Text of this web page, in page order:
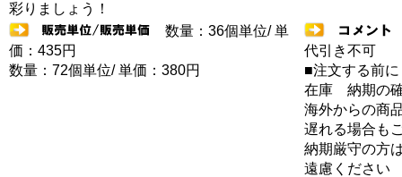
彩りましょう！
数量：36個単位/ 単
価：435円
数量：72個単位/ 単価：380円
代引き不可
■注文する前に
在庫 納期の
海外からの商
遅れる場合も
納期厳守の方
遠慮ください